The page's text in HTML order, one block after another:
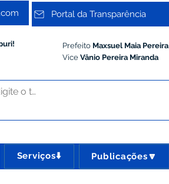
Portal da Transparência
Prefeito Maxsuel Maia Pereira
Vice Vânio Pereira Miranda
Serviços⬇️ Publicações🔽